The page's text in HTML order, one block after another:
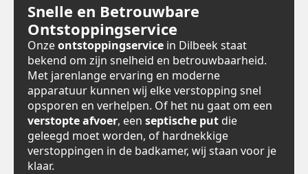
Snelle en Betrouwbare
Ontstoppingservice
Onzeontstoppingservice in Dilbeek staat
bekend om zijn snelheid en betrouwbaarheid.
Met jarenlange ervaring en moderne
apparatuur kunnen wij elke verstopping snel
opsporen en verhelpen. Of het nu gaat om een
verstopte afvoer, een septische put die
geleegd moet worden, of hardnekkige
verstoppingen in de badkamer, wij staan voor je
klaar.